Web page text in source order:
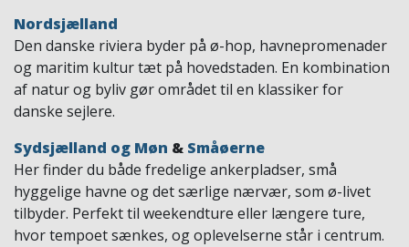
Nordsjælland
Den danske riviera byder på ø-hop, havnepromenader
og maritim kultur tæt på hovedstaden. En kombination
af natur og byliv gør området til en klassiker for
danske sejlere.
Sydsjælland og Møn & Småøerne
Her finder du både fredelige ankerpladser, små
hyggelige havne og det særlige nærvær, som ø-livet
tilbyder. Perfekt til weekendture eller længere ture,
hvor tempoet sænkes, og oplevelserne står i centrum.